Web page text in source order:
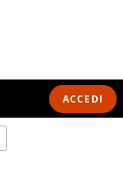
ACCEDI